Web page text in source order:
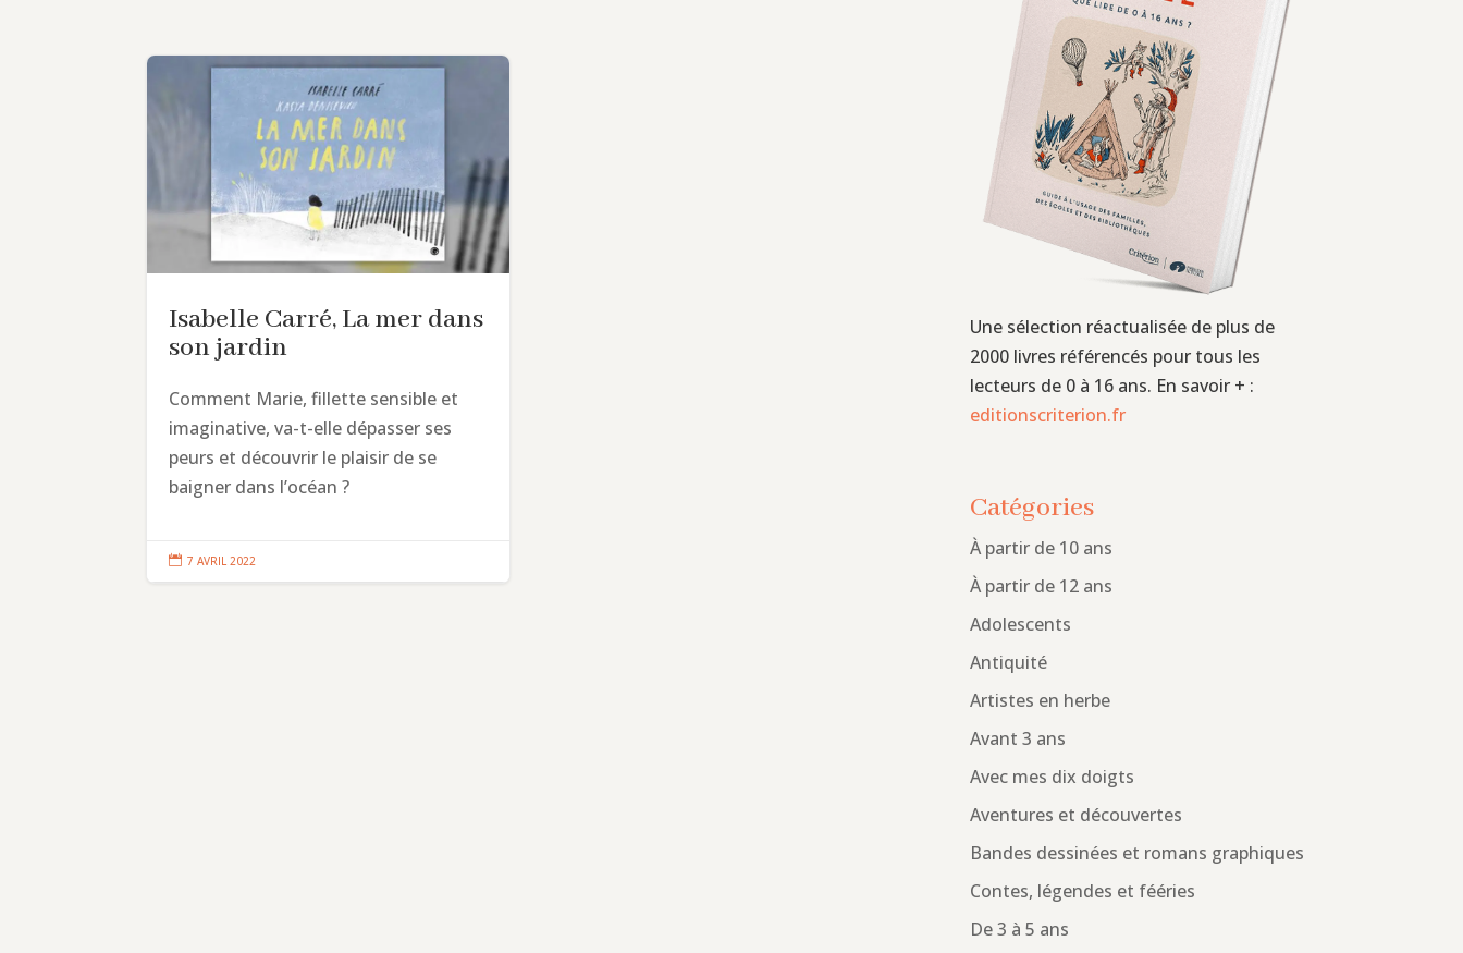
Isabelle Carré, La mer dans
son jardin
Comment Marie, fillette sensible et
imaginative, va-t-elle dépasser ses
peurs et découvrir le plaisir de se
baigner dans l’océan ?
 7 AVRIL 2022
Une sélection réactualisée de plus de
2000 livres référencés pour tous les
lecteurs de 0 à 16 ans. En savoir + :
editionscriterion.fr
Catégories
À partir de 10 ans
À partir de 12 ans
Adolescents
Antiquité
Artistes en herbe
Avant 3 ans
Avec mes dix doigts
Aventures et découvertes
Bandes dessinées et romans graphiques
Contes, légendes et fééries
De 3 à 5 ans